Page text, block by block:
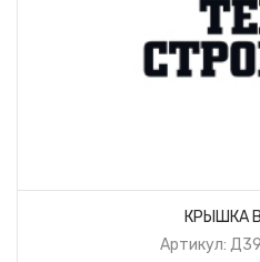
КРЫШКА
Артикул: